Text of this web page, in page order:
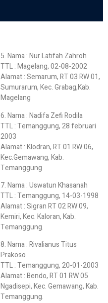
5. Nama : Nur Latifah Zahroh
TTL : Magelang, 02-08-2002
Alamat : Semarum, RT 03 RW 01,
Sumurarum, Kec. Grabag,Kab.
Magelang
6. Nama : Nadifa Zefi Rodila
TTL : Temanggung, 28 februari
2003
Alamat : Klodran, RT 01 RW 06,
Kec.Gemawang, Kab.
Temanggung
7. Nama : Uswatun Khasanah
TTL : Temanggung, 14-03-1998
Alamat : Sigran RT 02 RW 09,
Kemiri, Kec. Kaloran, Kab.
Temanggung.
8. Nama : Rivalianus Titus
Prakoso
TTL : Temanggung, 20-01-2003
Alamat : Bendo, RT 01 RW 05
Ngadisepi, Kec. Gemawang, Kab.
Temanggung.